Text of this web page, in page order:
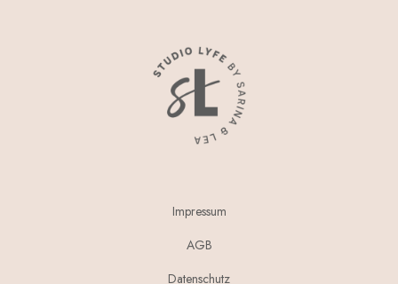
Impressum
AGB
Datenschutz